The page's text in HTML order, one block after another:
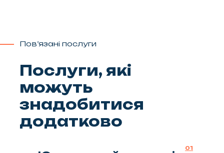
Пов’язані послуги
Послуги, які
можуть
знадобитися
додатково
01